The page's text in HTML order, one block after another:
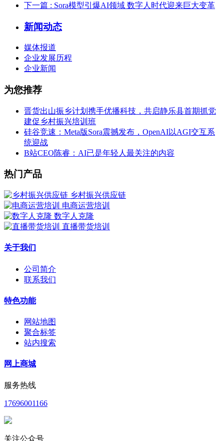
下一篇 : Sora模型引爆AI领域 数字人时代迎来巨大变革
新闻动态
媒体报道
企业发展历程
企业新闻
为您推荐
晋货出山振乡计划携手优播科技，共启静乐县首期抓党
建促乡村振兴培训班
硅谷竞速：Meta版Sora震撼发布，OpenAI以AGI交互系
统迎战
B站CEO陈睿：AI已是年轻人最关注的内容
热门产品
乡村振兴供应链
电商运营培训
数字人克隆
直播带货培训
关于我们
公司简介
联系我们
特色功能
网站地图
聚合标签
站内搜索
网上商城
服务热线
17696001166
关注公众号